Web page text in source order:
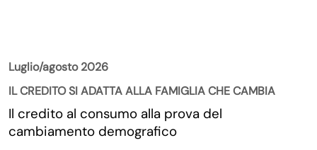
Luglio/agosto 2026
IL CREDITO SI ADATTA ALLA FAMIGLIA CHE CAMBIA
Il credito al consumo alla prova del
cambiamento demografico